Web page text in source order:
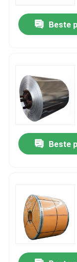
Huis
Producten
Ongeveer ons
Beste
Beste